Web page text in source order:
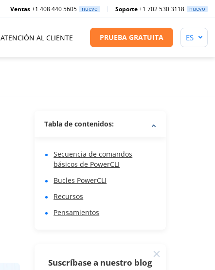
Ventas+1 408 440 5605 nuevo Soporte+1 702 530 3118 nuevo
ATENCIÓN AL CLIENTE PRUEBA GRATUITA
Tabla de contenidos:
Secuencia de comandos
básicos de PowerCLI
Bucles PowerCLI
Recursos
Pensamientos
Suscríbase a nuestro blog